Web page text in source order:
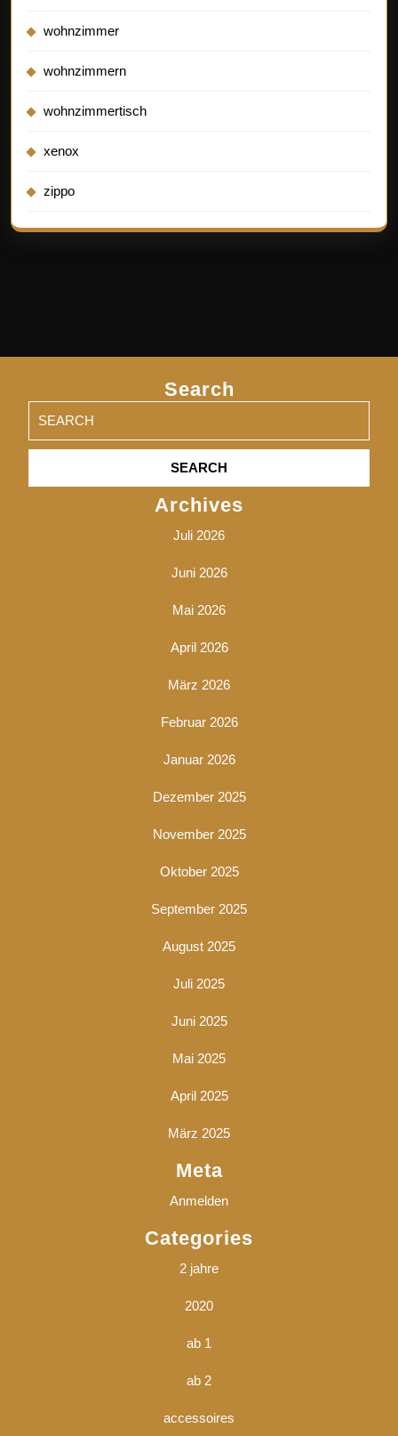
wohnzimmer
wohnzimmern
wohnzimmertisch
xenox
zippo
Search
for:
Archives
Juli 2026
Juni 2026
Mai 2026
April 2026
März 2026
Februar 2026
Januar 2026
Dezember 2025
November 2025
Oktober 2025
September 2025
August 2025
Juli 2025
Juni 2025
Mai 2025
April 2025
März 2025
Meta
Anmelden
Categories
2 jahre
2020
ab 1
ab 2
accessoires